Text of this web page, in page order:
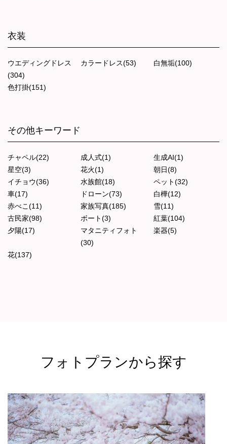
衣装
ウエディングドレス
(304)
カラードレス(53) 白無垢(100)
色打掛(151)
その他キーワード
チャペル(22) 成人式(1)
生成AI(1)
星空(3)
花火(1)
朝日(8)
イチョウ(36)
水族館(18)
ペット(32)
車(17)
ドローン(73)
白樺(12)
赤べこ(11)
家族写真(185)
雪(11)
古民家(98)
ボート(3)
紅葉(104)
夕陽(17)
マタニティフォト
(30)
楽器(5)
花(137)
フォトプランから探す